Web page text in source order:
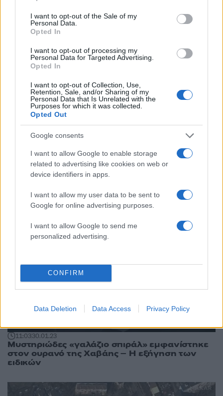
use your data for below specified purposes in below Google
consent section.
I want to opt-out of the Sale of my
Personal Data.
Opted In
I want to opt-out of processing my
Personal Data for Targeted Advertising.
Opted In
I want to opt-out of Collection, Use,
Retention, Sale, and/or Sharing of my
Personal Data that Is Unrelated with the
Purposes for which it was collected.
Opted Out
Google consents
I want to allow Google to enable storage
related to advertising like cookies on web or
device identifiers in apps.
I want to allow my user data to be sent to
Google for online advertising purposes.
I want to allow Google to send me
personalized advertising.
CONFIRM
Data Deletion Data Access Privacy Policy
Το πανίσχυρο διαστημόπλοιο Starship του
Έλον Μασκ ετοιμάζεται για εκτόξευση - Δείτε
09:07 03.03.23
SpaceX: Το Crew 6 σε πορεία πρόσδεσης με
11:0330.01.23
Μυστηριώδες «γαλάζιο σπιράλ» εμφανίστηκε
στον ουρανό της Χαβάης – Η εξήγηση των
ειδικών